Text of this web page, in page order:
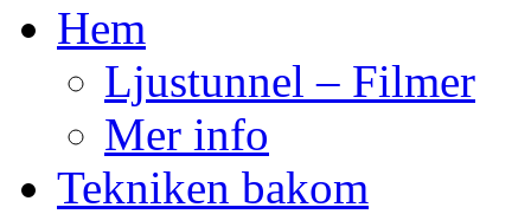
Hem
Ljustunnel – Filmer
Mer info
Tekniken bakom